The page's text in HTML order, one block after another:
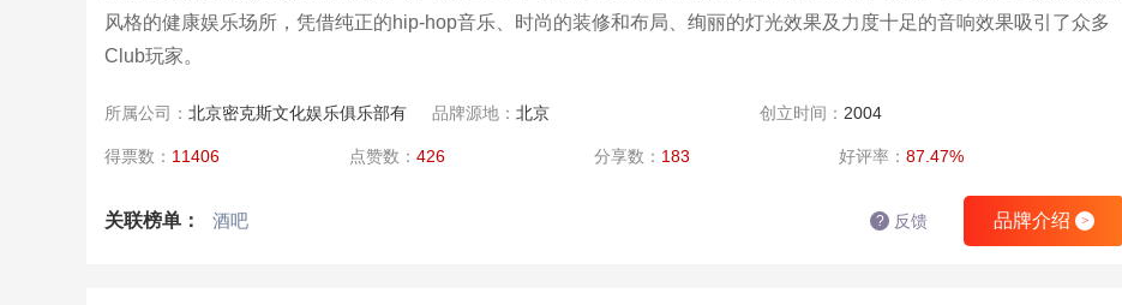
风格的健康娱乐场所，凭借纯正的hip-hop音乐、时尚的装修和布局、绚丽的灯光效果及力度十足的音响效果吸引了众多
Club玩家。
所属公司： 北京密克斯文化娱乐俱乐部有
限公司
品牌源地： 北京 创立时间： 2004
得票数： 11406 点赞数： 426 分享数： 183 好评率： 87.47%
关联榜单： 酒吧 品牌介绍 >
? 反馈